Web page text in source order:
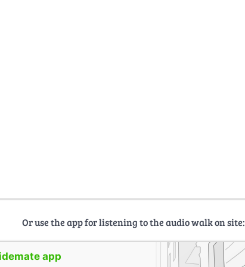
Or use the app for listening to the audio walk on site:
app